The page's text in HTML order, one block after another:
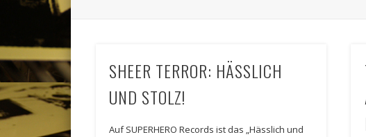
SHEER TERROR: HÄSSLICH
UND STOLZ!
Auf SUPERHERO Records ist das „Hässlich und